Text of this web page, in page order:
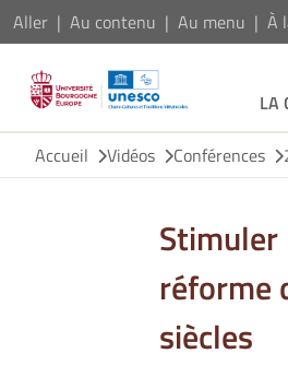
Aller Au contenu Au menu À
LA
Accueil
Vidéos Conférences
Stimuler
réforme
siècles